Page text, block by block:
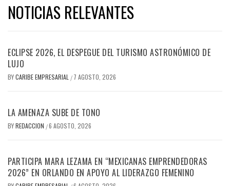
NOTICIAS RELEVANTES
ECLIPSE 2026, EL DESPEGUE DEL TURISMO ASTRONÓMICO DE
LUJO
BYCARIBE EMPRESARIAL / 7 AGOSTO, 2026
LA AMENAZA SUBE DE TONO
BYREDACCION /6 AGOSTO, 2026
PARTICIPA MARA LEZAMA EN “MEXICANAS EMPRENDEDORAS
2026” EN ORLANDO EN APOYO AL LIDERAZGO FEMENINO